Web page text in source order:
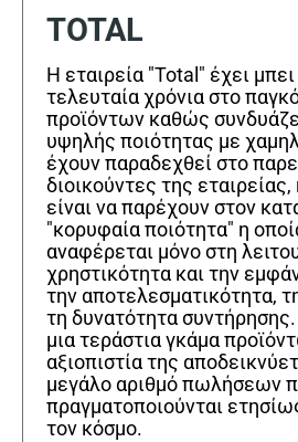
TOTAL
Η εταιρεία "Total" έχει
τελευταία χρόνια στο
προϊόντων καθώς
υψηλής ποιότητας με
έχουν παραδεχθεί στο
διοικούντες της εταιρείας,
είναι να παρέχουν στον
"κορυφαία ποιότητα" η
αναφέρεται μόνο στη
χρηστικότητα και την
την αποτελεσματικότητα,
τη δυνατότητα
μια τεράστια γκάμα
αξιοπιστία της
μεγάλο αριθμό πωλήσεων
πραγματοποιούνται
τον κόσμο.